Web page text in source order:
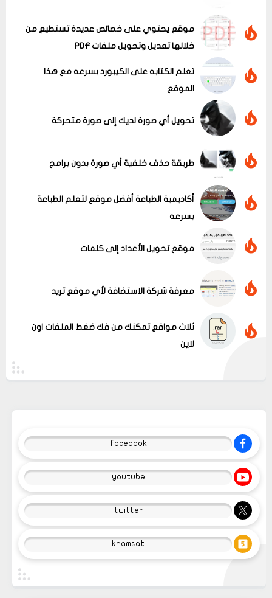
عرض الكل
موقع يحتوي على خصائص عديدة تستطيع من
خلالها تعديل وتحويل ملفات PDF
تعلم الكتابه على الكيبورد بسرعه مع هذا
الموقع
تحويل أي صورة لديك إلى صورة متحركة
طريقة حذف خلفية أي صورة بدون برامج
أكاديمية الطباعة أفضل موقع لتعلم الطباعة
بسرعه
موقع تحويل الأعداد إلى كلمات
معرفة شركة الاستضافة لأي موقع تريد
ثلاث مواقع تمكنك من فك ضغط الملفات اون
لاين
facebook
youtube
twitter
khamsat